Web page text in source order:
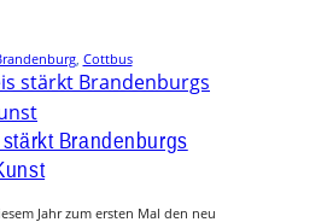
, Cottbus
Brandenburgs
Jahr zum ersten Mal den neu